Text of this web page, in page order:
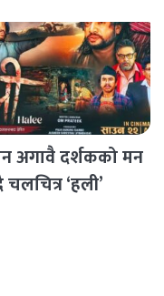
अगावै दर्शकको मन
‘हली’